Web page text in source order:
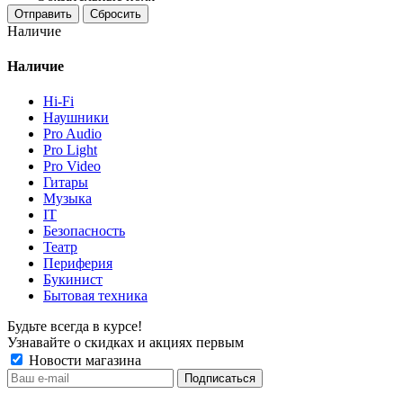
Отправить Сбросить
Наличие
Наличие
Hi-Fi
Наушники
Pro Audio
Pro Light
Pro Video
Гитары
Музыка
IT
Безопасность
Театр
Периферия
Букинист
Бытовая техника
Будьте всегда в курсе!
Узнавайте о скидках и акциях первым
Новости магазина